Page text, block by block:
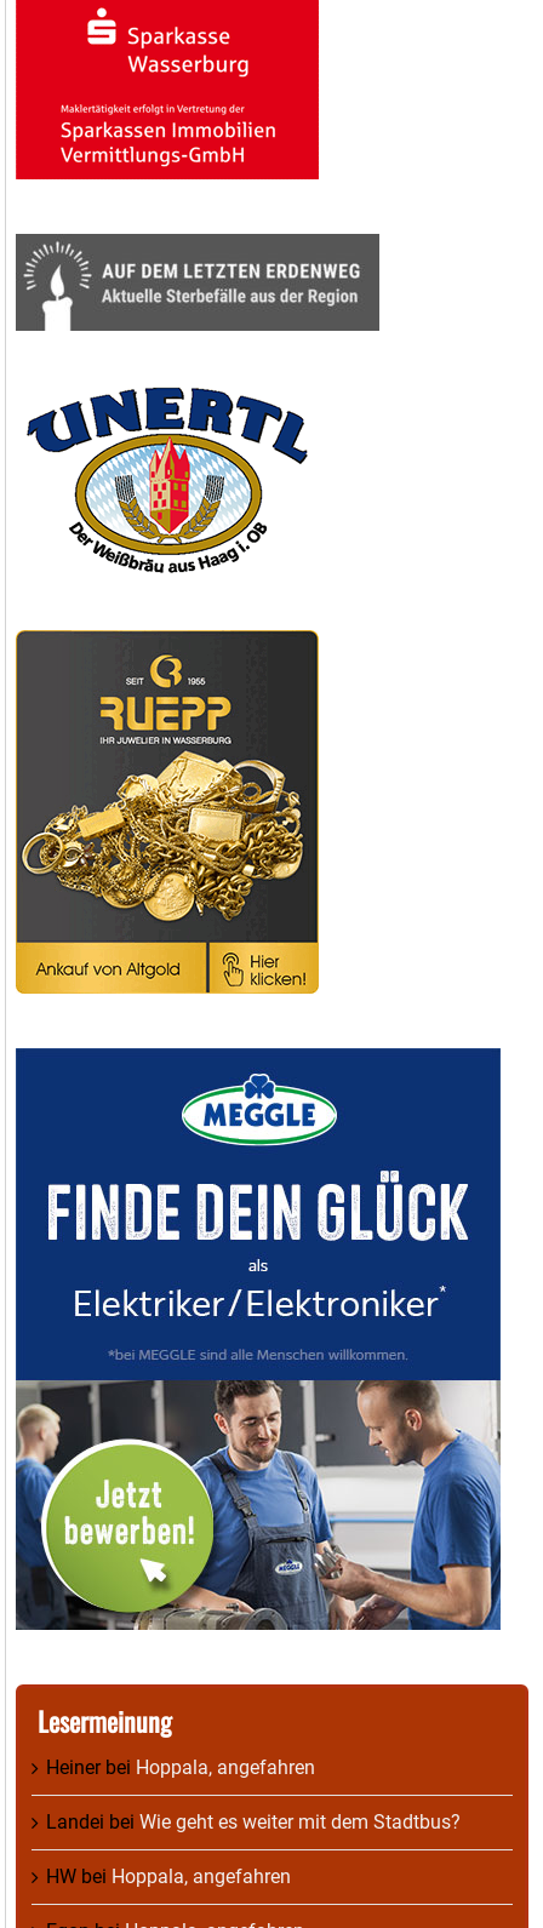
Lesermeinung
Heinerbei Hoppala, angefahren
Landei bei Wie geht es weiter mit dem Stadtbus?
HW bei Hoppala, angefahren